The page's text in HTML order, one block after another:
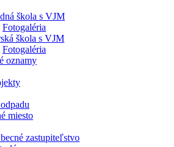
škola s VJM
Fotogaléria
škola s VJM
Fotogaléria
oznamy
miesto
zastupiteľstvo